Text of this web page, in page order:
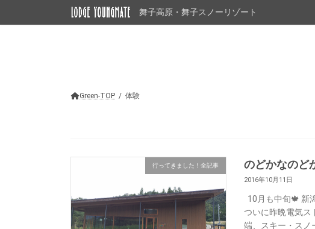
テ
ゲ
舞子高原・舞子スノーリゾート
Green-TOP 体験
行ってきました！全記事 のどかなのど
2016年10月11日
10月も中旬🍁 新
ついに昨晩電気ス
端、スキー・スノ